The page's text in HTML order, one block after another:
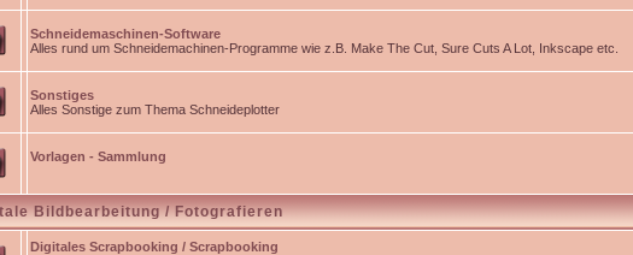
Schneidemaschinen-Software
Alles rund um Schneidemachinen-Programme wie z.B. Make The Cut, Sure Cuts A Lot, Inkscape etc.
Sonstiges
Alles Sonstige zum Thema Schneideplotter
Vorlagen - Sammlung
Bildbearbeitung / Fotografieren
Digitales Scrapbooking / Scrapbooking